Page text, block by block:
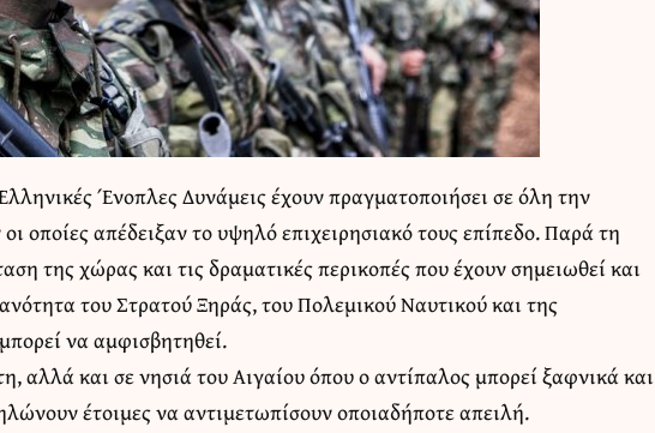
Ένοπλες Δυνάμεις έχουν πραγματοποιήσει σε όλη την
οποίες απέδειξαν το υψηλό επιχειρησιακό τους επίπεδο. Παρά τη
της χώρας και τις δραματικές περικοπές που έχουν σημειωθεί και
του Στρατού Ξηράς, του Πολεμικού Ναυτικού και της
να αμφισβητηθεί.
αλλά και σε νησιά του Αιγαίου όπου ο αντίπαλος μπορεί ξαφνικά και
έτοιμες να αντιμετωπίσουν οποιαδήποτε απειλή.